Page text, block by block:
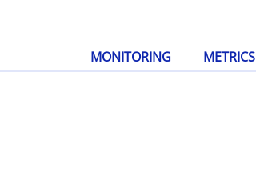
MONITORING METRICS